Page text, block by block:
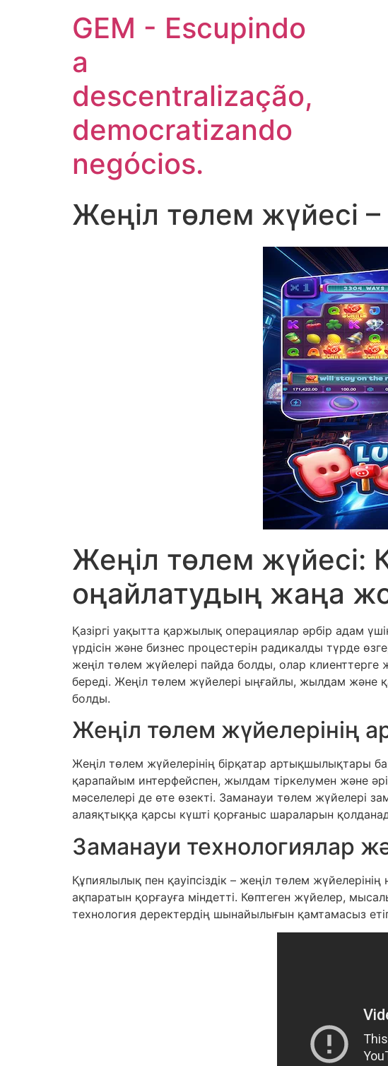
GEM - Escupindo
a
descentralização,
democratizando
negócios.
Жеңіл төлем жүйесі –
Жеңіл төлем
оңайлатудың жаңа
Қазіргі уақытта қаржылық операциялар әрбір адам
үрдісін және бизнес процестерін радикалды түрде
жеңіл төлем жүйелері пайда болды, олар клиенттерге
береді. Жеңіл төлем жүйелері ыңғайлы, жылдам және
болды.
Жеңіл төлем жүйелерінің
Жеңіл төлем жүйелерінің бірқатар артықшылықтары
қарапайым интерфейспен, жылдам тіркелумен және
мәселелері де өте өзекті. Заманауи төлем жүйелері
алаяқтыққа қарсы күшті қорғаныс шараларын
Заманауи технологиялар
Құпиялылық пен қауіпсіздік – жеңіл төлем
ақпаратын қорғауға міндетті. Көптеген жүйелер,
технология деректердің шынайылығын қамтамасыз